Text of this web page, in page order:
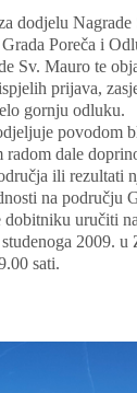
dodjelu
Poreča i
Sv. Mauro te
prijava,
gornju odluku.
povodom
dale
ili rezultati
na području
dobitniku uručiti
2009. u
sati.